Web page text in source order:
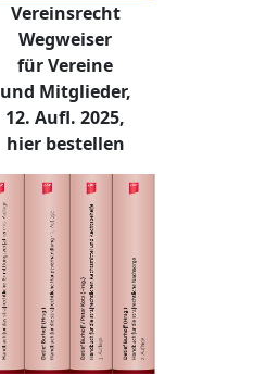
Vereinsrecht
Wegweiser
für Vereine
und Mitglieder,
12. Aufl. 2025,
hier bestellen